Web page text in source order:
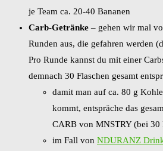
je Team ca. 20-40 Bananen
Carb-Getränke – gehen wir mal
Runden aus, die gefahren werden
Pro Runde kannst du mit einer
demnach 30 Flaschen gesamt
damit man auf ca. 80 g
kommt, entspräche das
CARB von MNSTRY (bei 30
im Fall von NDURANZ